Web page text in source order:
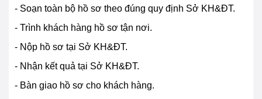
- Soạn toàn bộ hồ sơ theo đúng quy định Sở KH&ĐT.
- Trình khách hàng hồ sơ tận nơi.
- Nộp hồ sơ tại Sở KH&ĐT.
- Nhận kết quả tại Sở KH&ĐT.
- Bàn giao hồ sơ cho khách hàng.